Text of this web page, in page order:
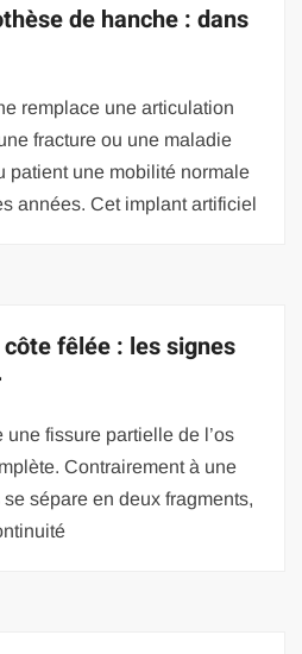
de hanche : dans
remplace une articulation
fracture ou une maladie
patient une mobilité normale
années. Cet implant artificiel
fêlée : les signes
fissure partielle de l’os
Contrairement à une
se sépare en deux fragments,